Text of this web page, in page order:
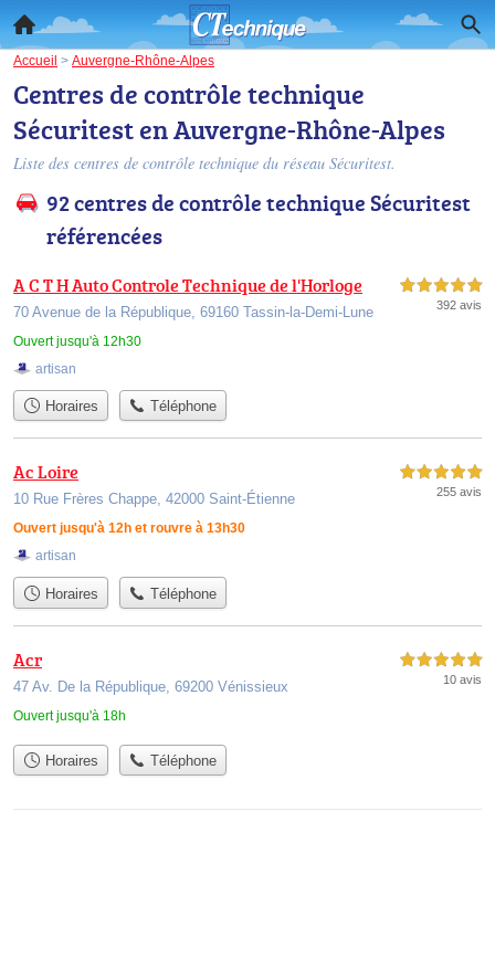
Accueil > Auvergne-Rhône-Alpes
Centres de contrôle technique
Sécuritest en Auvergne-Rhône-Alpes
Liste des centres de contrôle technique du réseau Sécuritest.
92 centres de contrôle technique Sécuritest
référencées
A C T H Auto Controle Technique de l'Horloge
70 Avenue de la République, 69160 Tassin-la-Demi-Lune
Ouvert jusqu'à 12h30
5,0 étoiles sur 5
392 avis
artisan
Horaires Téléphone
Ac Loire
10 Rue Frères Chappe, 42000 Saint-Étienne
Ouvert jusqu'à 12h et rouvre à 13h30
5,0 étoiles sur 5
255 avis
artisan
Horaires Téléphone
Acr
47 Av. De la République, 69200 Vénissieux
Ouvert jusqu'à 18h
5,0 étoiles sur 5
10 avis
Horaires Téléphone